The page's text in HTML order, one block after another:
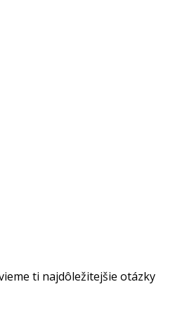
ti najdôležitejšie otázky